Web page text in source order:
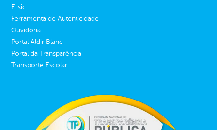
E-sic
Ferramenta de Autenticidade
Ouvidoria
Portal Aldir Blanc
Portal da Transparência
Transporte Escolar